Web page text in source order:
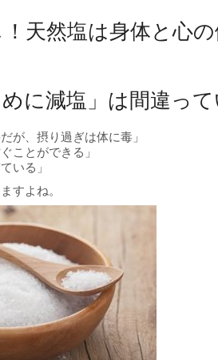
天然塩は身体と心
めに減塩」は間違って
が、摂り過ぎは体に毒」
ことができる」
いる」
すよね。